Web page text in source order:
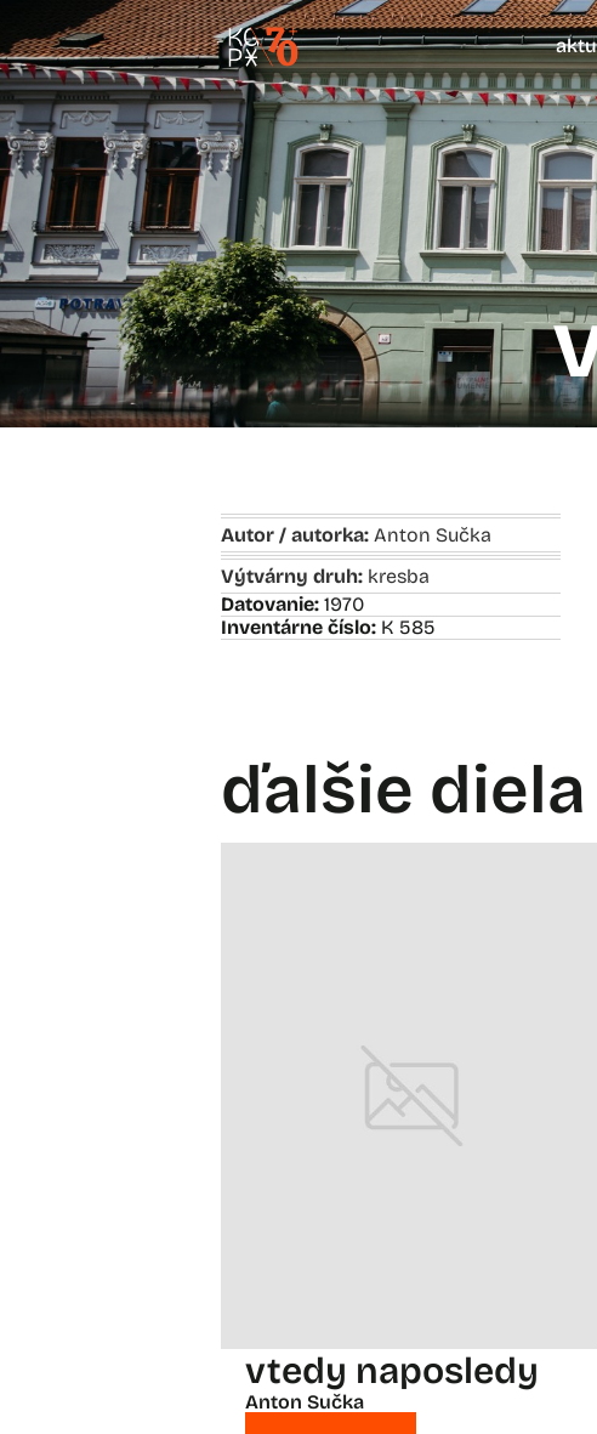
Autor / autorka: Anton Sučka
Výtvárny druh: kresba
Datovanie: 1970
Inventárne číslo: K 585
ďalšie
vtedy naposledy
Anton Sučka